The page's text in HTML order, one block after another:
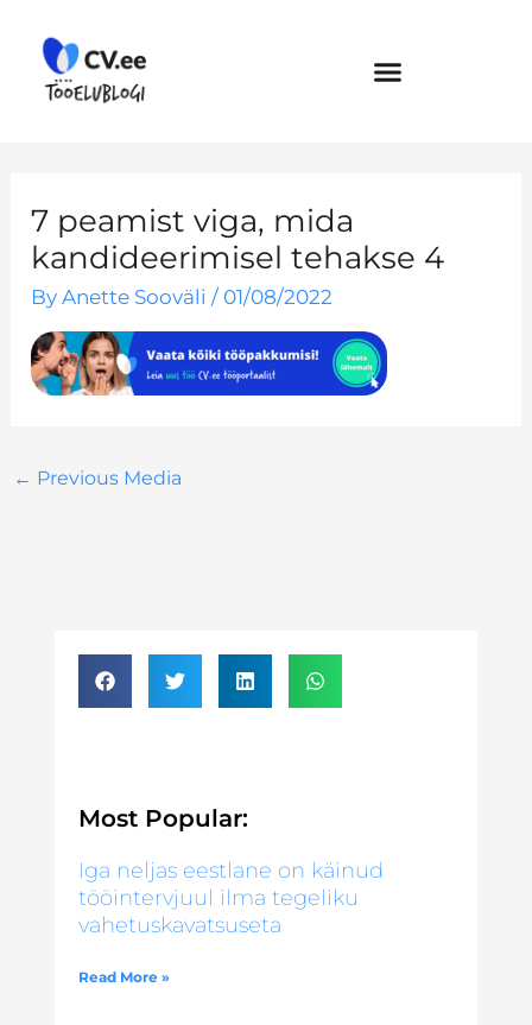
content
7 peamist viga, mida
kandideerimisel tehakse 4
ByAnette Sooväli/ 01/08/2022
← Previous Media
Most Popular:
Iga neljas eestlane on käinud
tööintervjuul ilma tegeliku
vahetuskavatsuseta
Read More »